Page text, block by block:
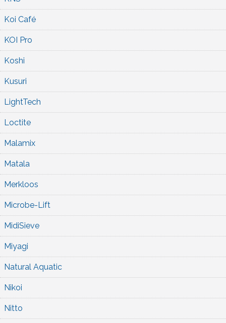
Koi Café
KOI Pro
Koshi
Kusuri
LightTech
Loctite
Malamix
Matala
Merkloos
Microbe-Lift
MidiSieve
Miyagi
Natural Aquatic
Nikoi
Nitto